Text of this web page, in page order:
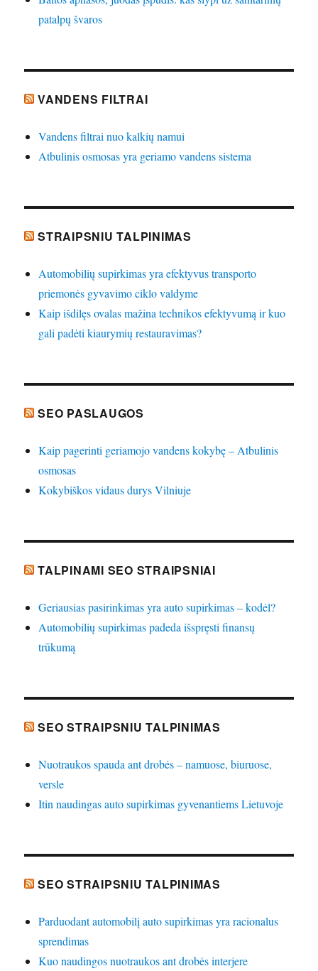
patalpų švaros
VANDENS FILTRAI
Vandens filtrai nuo kalkių namui
Atbulinis osmosas yra geriamo vandens sistema
STRAIPSNIU TALPINIMAS
Automobilių supirkimas yra efektyvus transporto
priemonės gyvavimo ciklo valdyme
Kaip išdilęs ovalas mažina technikos efektyvumą ir kuo
gali padėti kiaurymių restauravimas?
SEO PASLAUGOS
Kaip pagerinti geriamojo vandens kokybę – Atbulinis
osmosas
Kokybiškos vidaus durys Vilniuje
TALPINAMI SEO STRAIPSNIAI
Geriausias pasirinkimas yra auto supirkimas – kodėl?
Automobilių supirkimas padeda išspręsti finansų
trūkumą
SEO STRAIPSNIU TALPINIMAS
Nuotraukos spauda ant drobės – namuose, biuruose,
versle
Itin naudingas auto supirkimas gyvenantiems Lietuvoje
SEO STRAIPSNIU TALPINIMAS
Parduodant automobilį auto supirkimas yra racionalus
sprendimas
Kuo naudingos nuotraukos ant drobės interjere